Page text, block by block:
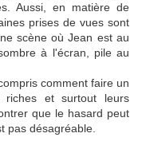
Aussi, en matière de
prises de vues sont
scène où Jean est au
à l'écran, pile au
comment faire un
riches et surtout leurs
que le hasard peut
pas désagréable.